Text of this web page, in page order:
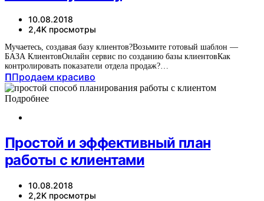
10.08.2018
2,4K просмотры
Мучаетесь, создавая базу клиентов?Возьмите готовый шаблон —
БАЗА КлиентовОнлайн сервис по созданию базы клиентовКак
контролировать показатели отдела продаж?…
ППродаем красиво
Подробнее
Простой и эффективный план
работы с клиентами
10.08.2018
2,2K просмотры